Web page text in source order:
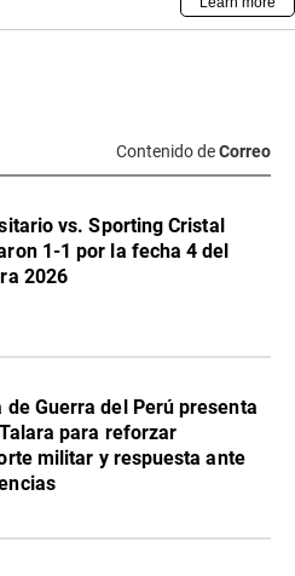
Contenido deCorreo
vs. Sporting Cristal
1-1 por la fecha 4 del
2026
de Guerra del Perú presenta
para reforzar
militar y respuesta ante